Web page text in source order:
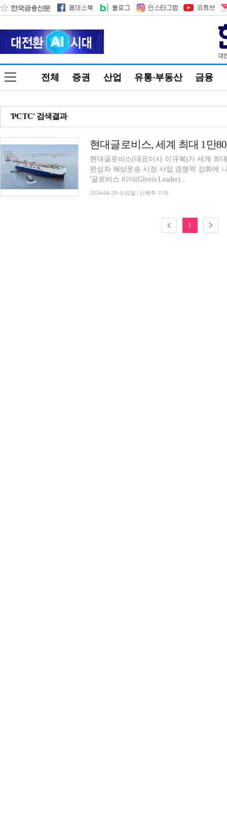
전체 증권 산업 유통·부동산 금융
'PCTC' 검색결과
현대글로비스, 세계 최대 1만
현대글로비스(대표이사 이규복)가 세계 최
완성차 해상운송 시장 사업 경쟁력 강화에
'글로비스 리더(Glovis Leader)...
2026-04-29 수요일 | 신혜주 기자
1